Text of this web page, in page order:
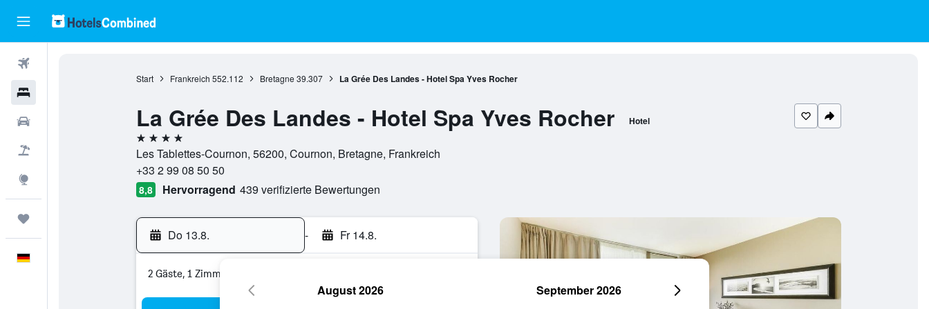
Start Frankreich 552.112 Bretagne 39.307 La Grée Des Landes - Hotel Spa Yves Rocher
La Grée Des Landes - Hotel Spa Yves Rocher Hotel
4 Sterne
Les Tablettes-Cournon, 56200, Cournon, Bretagne, Frankreich
+33 2 99 08 50 50
8,8 Hervorragend 439 verifizierte Bewertungen
Do 13.8. - Fr 14.8.
2 Gäste, 1 Zimmer
August 2026 September 2026